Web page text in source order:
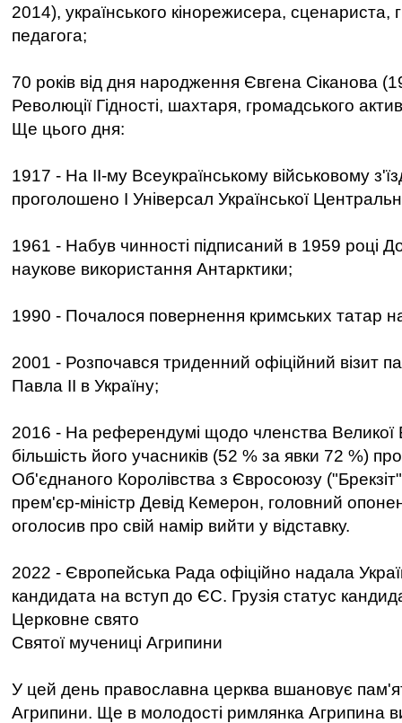
2014), українського кінорежисера, сценариста,
педагога;
70 років від дня народження Євгена Сіканова
Революції Гідності, шахтаря, громадського
Ще цього дня:
1917 - На II-му Всеукраїнському військовому
проголошено І Універсал Української
1961 - Набув чинності підписаний в 1959 році
наукове використання Антарктики;
1990 - Почалося повернення кримських татар
2001 - Розпочався триденний офіційний візит
Павла II в Україну;
2016 - На референдумі щодо членства Великої
більшість його учасників (52 % за явки 72 %)
Об'єднаного Королівства з Євросоюзу
прем'єр-міністр Девід Кемерон, головний
оголосив про свій намір вийти у відставку.
2022 - Європейська Рада офіційно надала
кандидата на вступ до ЄС. Грузія статус
Церковне свято
Святої мучениці Агрипини
У цей день православна церква вшановує
Агрипини. Ще в молодості римлянка Агрипина